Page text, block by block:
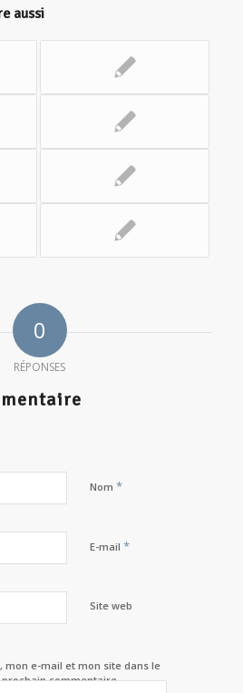
aussi
0
RÉPONSES
Nom *
E-mail *
Site web
mon e-mail et mon site dans le
commentaire.